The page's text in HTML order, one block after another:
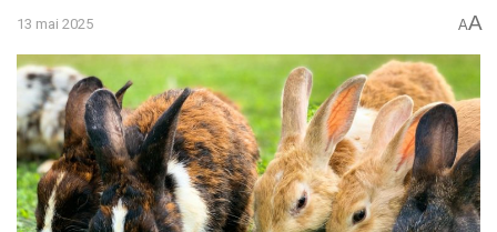
13 mai 2025 AA